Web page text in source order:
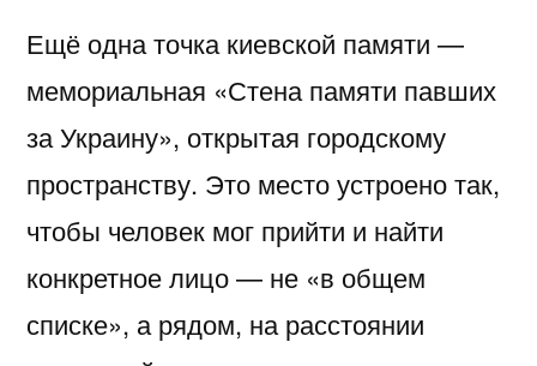
Ещё одна точка киевской памяти —
мемориальная «Стена памяти павших
за Украину», открытая городскому
пространству. Это место устроено так,
чтобы человек мог прийти и найти
конкретное лицо — не «в общем
списке», а рядом, на расстоянии